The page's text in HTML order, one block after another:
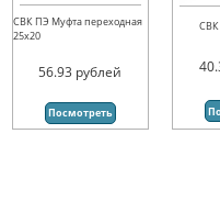
СВК ПЭ Муфта переходная
25х20
56.93 рублей
Посмотреть
СВК